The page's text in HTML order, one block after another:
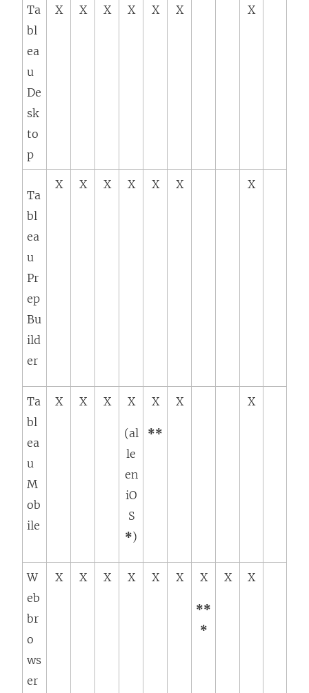
Ta
bl
ea
u
De
sk
to
p
X X X X X X X
Ta
bl
ea
u
Pr
ep
Bu
ild
er
X X X X X X X
Ta
bl
ea
u
M
ob
ile
X X X X
(al
le
en
iO
S
*)
X
**
X X
W
eb
br
o
ws
er
X X X X X X X
**
*
X X